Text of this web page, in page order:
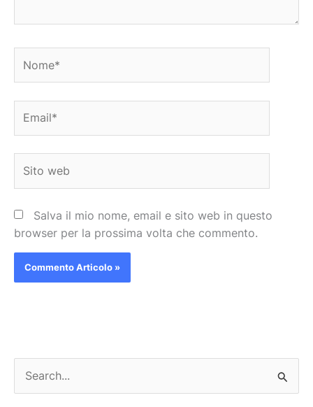
web
Salva il mio nome, email e sito web in questo
browser per la prossima volta che commento.